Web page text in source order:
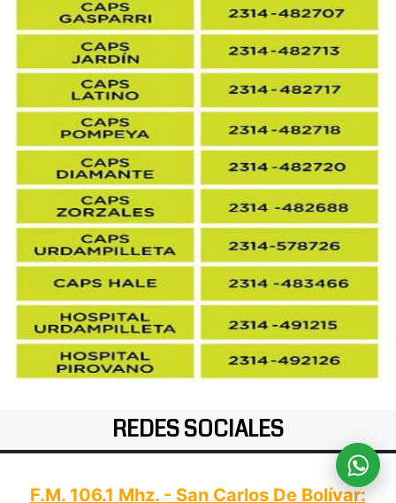
REDES SOCIALES
F.M. 106.1 Mhz. - San Carlos De Bolívar: